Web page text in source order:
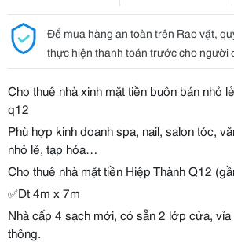
Để mua hàng an toàn trên Rao vặt,
thực hiện thanh toán trước cho người
Cho thuê nhà xinh mặt tiền buôn bán nhỏ
q12
Phù hợp kinh doanh spa, nail, salon tóc,
nhỏ lẻ, tạp hóa…
Cho thuê nhà mặt tiền Hiệp Thành Q12
✅Dt 4m x 7m
Nhà cấp 4 sạch mới, có sẵn 2 lớp cửa,
thông.